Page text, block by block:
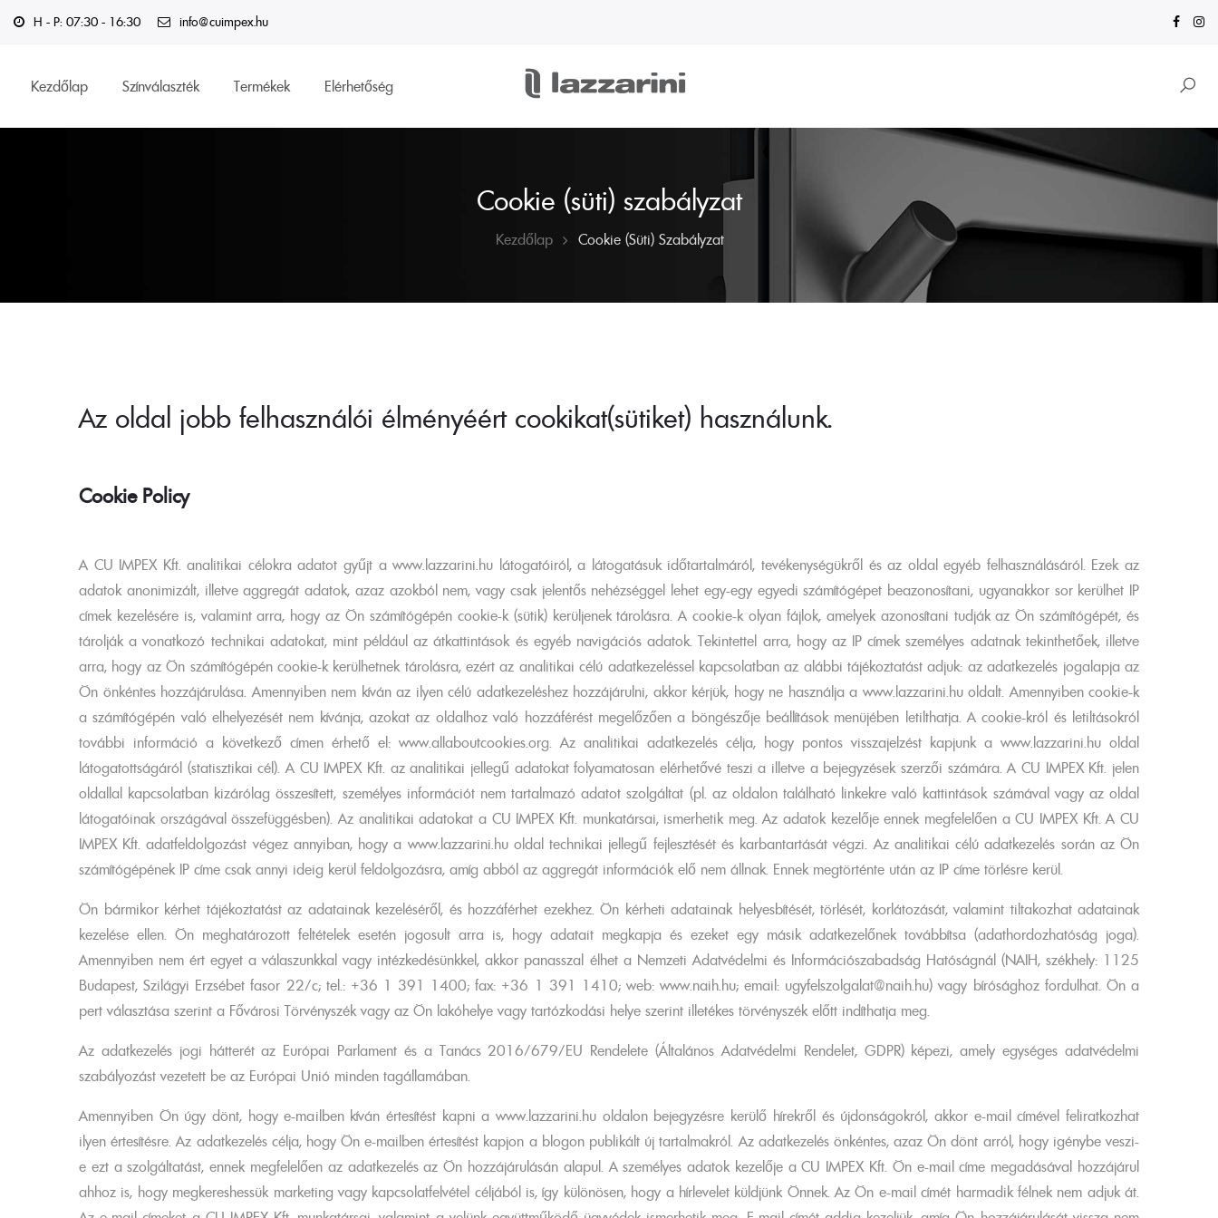
H - P: 07:30 - 16:30 info@cuimpex.hu
Kezdőlap Színválaszték Termékek Elérhetőség
Cookie (süti) szabályzat
Kezdőlap Cookie (süti) Szabályzat
Skip
toAz oldal jobb felhasználói élményéért cookikat(sütiket) használunk.
Cookie Policy
A CU IMPEX Kft. analitikai célokra adatot gyűjt a www.lazzarini.hu látogatóiról, a látogatásuk időtartalmáról, tevékenységükről és az oldal egyéb felhasználásáról. Ezek az
adatok anonimizált, illetve aggregát adatok, azaz azokból nem, vagy csak jelentős nehézséggel lehet egy-egy egyedi számítógépet beazonosítani, ugyanakkor sor kerülhet IP
címek kezelésére is, valamint arra, hogy az Ön számítógépén cookie-k (sütik) kerüljenek tárolásra. A cookie-k olyan fájlok, amelyek azonosítani tudják az Ön számítógépét, és
tárolják a vonatkozó technikai adatokat, mint például az átkattintások és egyéb navigációs adatok. Tekintettel arra, hogy az IP címek személyes adatnak tekinthetőek, illetve
arra, hogy az Ön számítógépén cookie-k kerülhetnek tárolásra, ezért az analitikai célú adatkezeléssel kapcsolatban az alábbi tájékoztatást adjuk: az adatkezelés jogalapja az
Ön önkéntes hozzájárulása. Amennyiben nem kíván az ilyen célú adatkezeléshez hozzájárulni, akkor kérjük, hogy ne használja a www.lazzarini.hu oldalt. Amennyiben cookie-k
a számítógépén való elhelyezését nem kívánja, azokat az oldalhoz való hozzáférést megelőzően a böngészője beállítások menüjében letilthatja. A cookie-król és letiltásokról
további információ a következő címen érhető el: www.allaboutcookies.org. Az analitikai adatkezelés célja, hogy pontos visszajelzést kapjunk a www.lazzarini.hu oldal
látogatottságáról (statisztikai cél). A CU IMPEX Kft. az analitikai jellegű adatokat folyamatosan elérhetővé teszi a illetve a bejegyzések szerzői számára. A CU IMPEX Kft. jelen
oldallal kapcsolatban kizárólag összesített, személyes információt nem tartalmazó adatot szolgáltat (pl. az oldalon található linkekre való kattintások számával vagy az oldal
látogatóinak országával összefüggésben). Az analitikai adatokat a CU IMPEX Kft. munkatársai, ismerhetik meg. Az adatok kezelője ennek megfelelően a CU IMPEX Kft. A CU
IMPEX Kft. adatfeldolgozást végez annyiban, hogy a www.lazzarini.hu oldal technikai jellegű fejlesztését és karbantartását végzi. Az analitikai célú adatkezelés során az Ön
számítógépének IP címe csak annyi ideig kerül feldolgozásra, amíg abból az aggregát információk elő nem állnak. Ennek megtörténte után az IP címe törlésre kerül.
Ön bármikor kérhet tájékoztatást az adatainak kezeléséről, és hozzáférhet ezekhez. Ön kérheti adatainak helyesbítését, törlését, korlátozását, valamint tiltakozhat adatainak
kezelése ellen. Ön meghatározott feltételek esetén jogosult arra is, hogy adatait megkapja és ezeket egy másik adatkezelőnek továbbítsa (adathordozhatóság joga).
Amennyiben nem ért egyet a válaszunkkal vagy intézkedésünkkel, akkor panasszal élhet a Nemzeti Adatvédelmi és Információszabadság Hatóságnál (NAIH, székhely: 1125
Budapest, Szilágyi Erzsébet fasor 22/c; tel.: +36 1 391 1400; fax: +36 1 391 1410; web: www.naih.hu; email: ugyfelszolgalat@naih.hu) vagy bírósághoz fordulhat. Ön a
pert választása szerint a Fővárosi Törvényszék vagy az Ön lakóhelye vagy tartózkodási helye szerint illetékes törvényszék előtt indíthatja meg.
Az adatkezelés jogi hátterét az Európai Parlament és a Tanács 2016/679/EU Rendelete (Általános Adatvédelmi Rendelet, GDPR) képezi, amely egységes adatvédelmi
szabályozást vezetett be az Európai Unió minden tagállamában.
Amennyiben Ön úgy dönt, hogy e-mailben kíván értesítést kapni a www.lazzarini.hu oldalon bejegyzésre kerülő hírekről és újdonságokról, akkor e-mail címével feliratkozhat
ilyen értesítésre. Az adatkezelés célja, hogy Ön e-mailben értesítést kapjon a blogon publikált új tartalmakról. Az adatkezelés önkéntes, azaz Ön dönt arról, hogy igénybe veszi-
e ezt a szolgáltatást, ennek megfelelően az adatkezelés az Ön hozzájárulásán alapul. A személyes adatok kezelője a CU IMPEX Kft. Ön e-mail címe megadásával hozzájárul
ahhoz is, hogy megkereshessük marketing vagy kapcsolatfelvétel céljából is, így különösen, hogy a hírlevelet küldjünk Önnek. Az Ön e-mail címét harmadik félnek nem adjuk át.